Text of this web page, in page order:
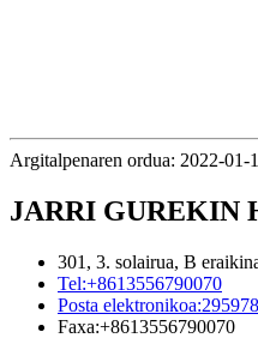
Argitalpenaren ordua: 2022-01-
JARRI GUREKIN
301, 3. solairua, B
Tel:+8613556790070
Posta elektronikoa:
Faxa:+8613556790070